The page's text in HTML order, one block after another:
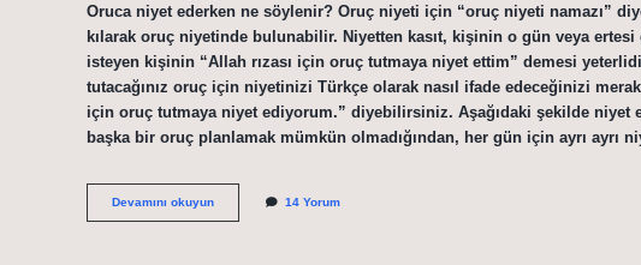
Oruca niyet ederken ne söylenir? Oruç niyeti için “oruç niyeti namazı”
kılarak oruç niyetinde bulunabilir. Niyetten kasıt, kişinin o gün veya
isteyen kişinin “Allah rızası için oruç tutmaya niyet ettim” demesi
tutacağınız oruç için niyetinizi Türkçe olarak nasıl ifade edeceğinizi
için oruç tutmaya niyet ediyorum.” diyebilirsiniz. Aşağıdaki şekilde niyet
başka bir oruç planlamak mümkün olmadığından, her gün için ayrı ayrı
Devamını okuyunOruçta
Niyet
14 Yorum